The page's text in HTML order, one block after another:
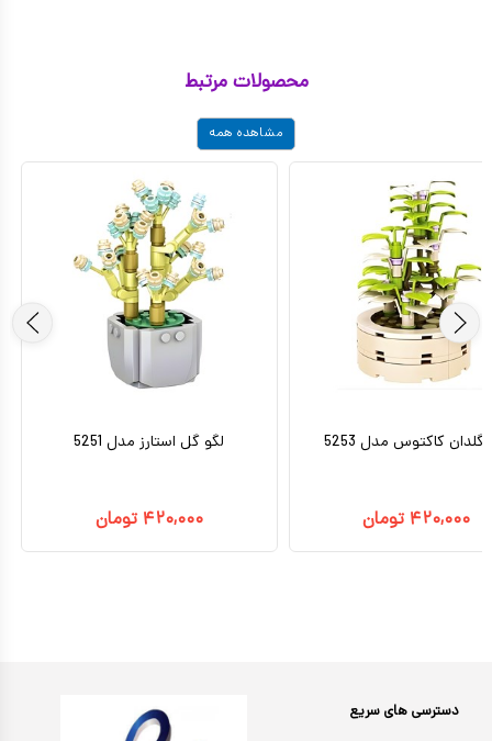
محصولات مرتبط
مشاهده همه
لگو گل استارز مدل 5251
۴۲۰,۰۰۰ تومان
گلدان کاکتوس مدل 5253
۴۲۰,۰۰۰ تومان
دسترسی های سریع